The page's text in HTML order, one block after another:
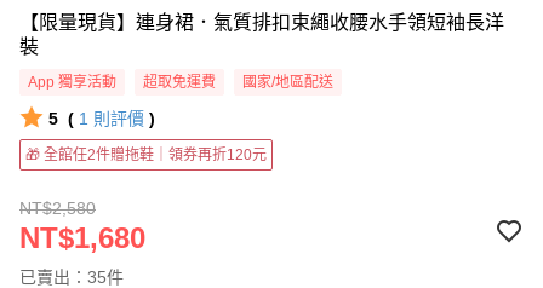
【限量現貨】連身裙．氣質排扣束繩收腰水手領短袖長洋
裝
App 獨享活動 超取免運費 國家/地區配送
5 ( 1 則評價 )
🎁 全館任2件贈拖鞋｜領券再折120元
NT$2,580
NT$1,680
已賣出：35件